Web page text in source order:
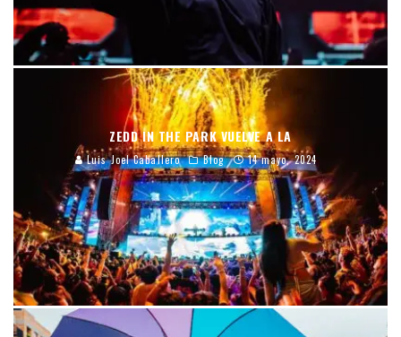
ZEDD IN THE PARK VUELVE A LA
Luis Joel Caballero Blog 14 mayo, 2024